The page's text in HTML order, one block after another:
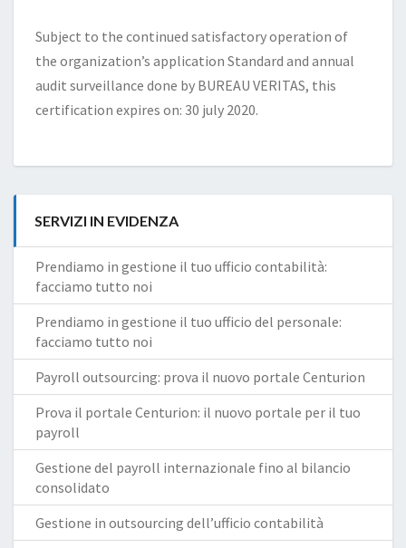
Subject to the continued satisfactory operation of
the organization’s application Standard and annual
audit surveillance done by BUREAU VERITAS, this
certification expires on: 30 july 2020.
SERVIZI IN EVIDENZA
Prendiamo in gestione il tuo ufficio contabilità:
facciamo tutto noi
Prendiamo in gestione il tuo ufficio del personale:
facciamo tutto noi
Payroll outsourcing: prova il nuovo portale Centurion
Prova il portale Centurion: il nuovo portale per il tuo
payroll
Gestione del payroll internazionale fino al bilancio
consolidato
Gestione in outsourcing dell’ufficio contabilità